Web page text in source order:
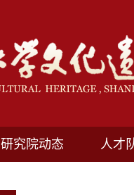
研究院动态 人才